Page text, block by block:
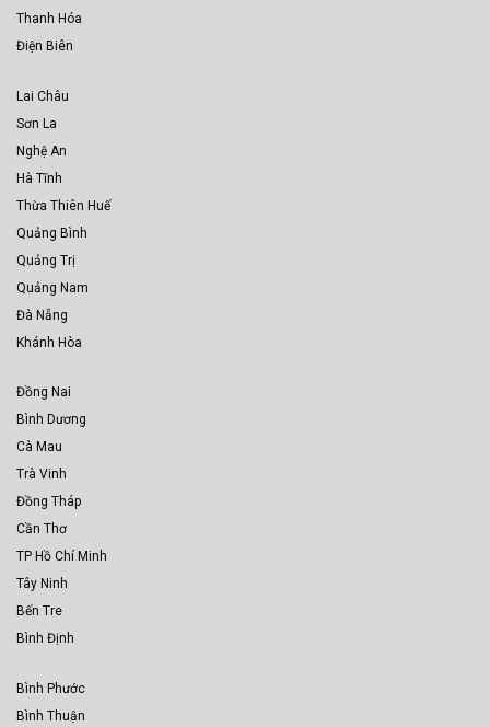
Thanh Hóa
Điện Biên
Lai Châu
Sơn La
Nghệ An
Hà Tĩnh
Thừa Thiên Huế
Quảng Bình
Quảng Trị
Quảng Nam
Đà Nẵng
Khánh Hòa
Đồng Nai
Bình Dương
Cà Mau
Trà Vinh
Đồng Tháp
Cần Thơ
TP Hồ Chí Minh
Tây Ninh
Bến Tre
Bình Định
Bình Phước
Bình Thuận